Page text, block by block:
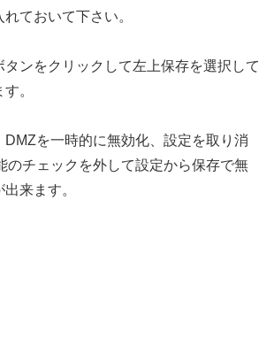
ておいて下さい。
ンをクリックして左上保存を選択して
。
DMZを一時的に無効化、設定を取り消
のチェックを外して設定から保存で無
来ます。